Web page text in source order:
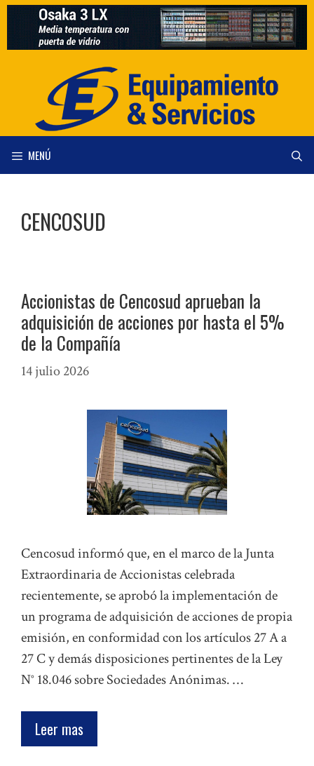
Saltar
contenido
MENÚ
CENCOSUD
Accionistas de Cencosud aprueban la
adquisición de acciones por hasta el 5%
de la Compañía
14 julio 2026
Cencosud informó que, en el marco de la Junta
Extraordinaria de Accionistas celebrada
recientemente, se aprobó la implementación de
un programa de adquisición de acciones de propia
emisión, en conformidad con los artículos 27 A a
27 C y demás disposiciones pertinentes de la Ley
N° 18.046 sobre Sociedades Anónimas. …
Leer mas